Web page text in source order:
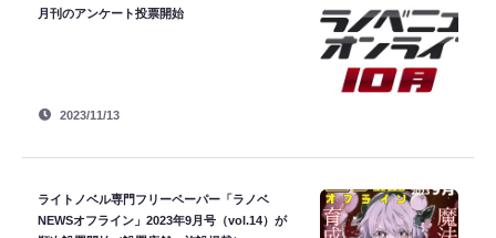
月刊のアンケート投票開始
2023/11/13
ライトノベル専門フリーペーパー「ラノベ
NEWSオフライン」2023年9月号（vol.14）が